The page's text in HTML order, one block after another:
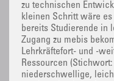
zu technischen
kleinen Schritt wäre
bereits Studierende in
Zugang zu mebis
Lehrkräftefort- und -
Ressourcen
niederschwellige,